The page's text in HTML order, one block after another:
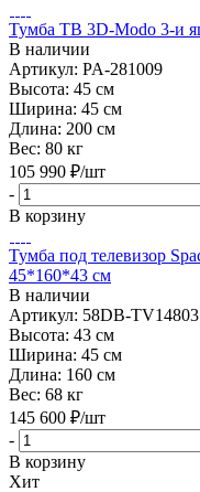
Тумба ТВ 3D-Modo 3-и
В наличии
Артикул: PA-281009
Высота: 45 см
Ширина: 45 см
Длина: 200 см
Вес: 80 кг
105 990 ₽/шт
-
В корзину
Тумба под телевизор
45*160*43 см
В наличии
Артикул: 58DB-
Высота: 43 см
Ширина: 45 см
Длина: 160 см
Вес: 68 кг
145 600 ₽/шт
-
В корзину
Хит